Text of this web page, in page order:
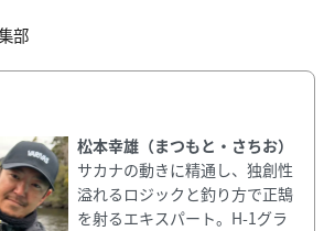
部
松本幸雄（まつもと・さちお）
サカナの動きに精通し、独創性
溢れるロジックと釣り方で正鵠
を射るエキスパート。H-1グラ